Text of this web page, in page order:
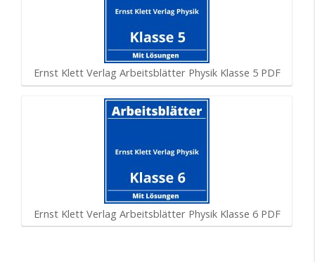
Ernst Klett Verlag Arbeitsblätter Physik Klasse 5 PDF
Ernst Klett Verlag Arbeitsblätter Physik Klasse 6 PDF